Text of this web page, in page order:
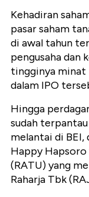
Kehadiran
pasar saham
di awal tahun
pengusaha dan
tingginya
dalam IPO
Hingga
sudah
melantai di
Happy Hapsoro
(RATU) yang
Raharja Tbk